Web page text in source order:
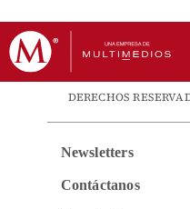
DERECHOS
Newsletters
Contáctanos